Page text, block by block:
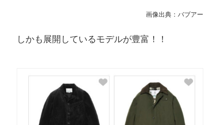
画像出典：バブアー
しかも展開しているモデルが豊富！！